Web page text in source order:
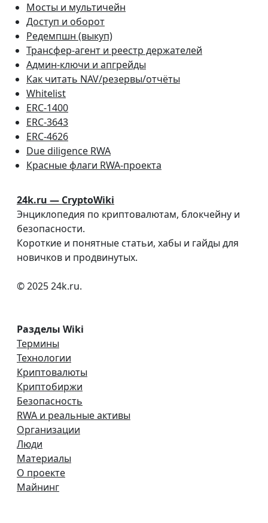
Мосты и мультичейн
Доступ и оборот
Редемпшн (выкуп)
Трансфер-агент и реестр держателей
Админ-ключи и апгрейды
Как читать NAV/резервы/отчёты
Whitelist
ERC-1400
ERC-3643
ERC-4626
Due diligence RWA
Красные флаги RWA-проекта
24k.ru — CryptoWiki
Энциклопедия по криптовалютам, блокчейну и
безопасности.
Короткие и понятные статьи, хабы и гайды для
новичков и продвинутых.
© 2025 24k.ru.
Разделы Wiki
Термины
Технологии
Криптовалюты
Криптобиржи
Безопасность
RWA и реальные активы
Организации
Люди
Материалы
О проекте
Майнинг